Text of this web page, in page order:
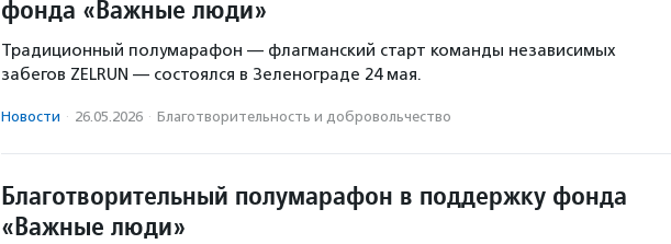
фонда «Важные люди»
Традиционный полумарафон — флагманский старт команды независимых
забегов ZELRUN — состоялся в Зеленограде 24 мая.
Новости · 26.05.2026 · Благотвори­тель­ность и доброволь­чест­во
Благотворительный полумарафон в поддержку фонда
«Важные люди»